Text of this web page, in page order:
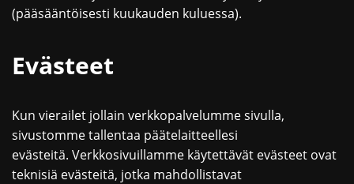
(pääsääntöisesti kuukauden kuluessa).
Evästeet
Kun vierailet jollain verkkopalvelumme sivulla,
sivustomme tallentaa päätelaitteellesi
evästeitä. Verkkosivuillamme käytettävät evästeet ovat
teknisiä evästeitä, jotka mahdollistavat